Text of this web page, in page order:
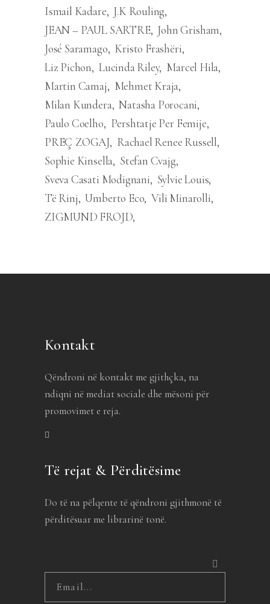
Ismail Kadare J.K Rouling
JEAN – PAUL SARTRE John Grisham
José Saramago Kristo Frashëri
Liz Pichon Lucinda Riley Marcel Hila
Martin Camaj
Mehmet Kraja
Milan Kundera Natasha Porocani
Paulo Coelho
Pershtatje Per Femije
PREÇ ZOGAJ
Rachael Renee Russell
Sophie Kinsella Stefan Cvajg
Sveva Casati Modignani
Sylvie Louis
Të Rinj Umberto Eco Vili Minarolli
ZIGMUND FROJD
Kontakt
Qëndroni në kontakt me gjithçka, na
ndiqni në mediat sociale dhe mësoni për
promovimet e reja.
Të rejat & Përditësime
Do të na pëlqente të qëndroni gjithmonë të
përditësuar me librarinë tonë.